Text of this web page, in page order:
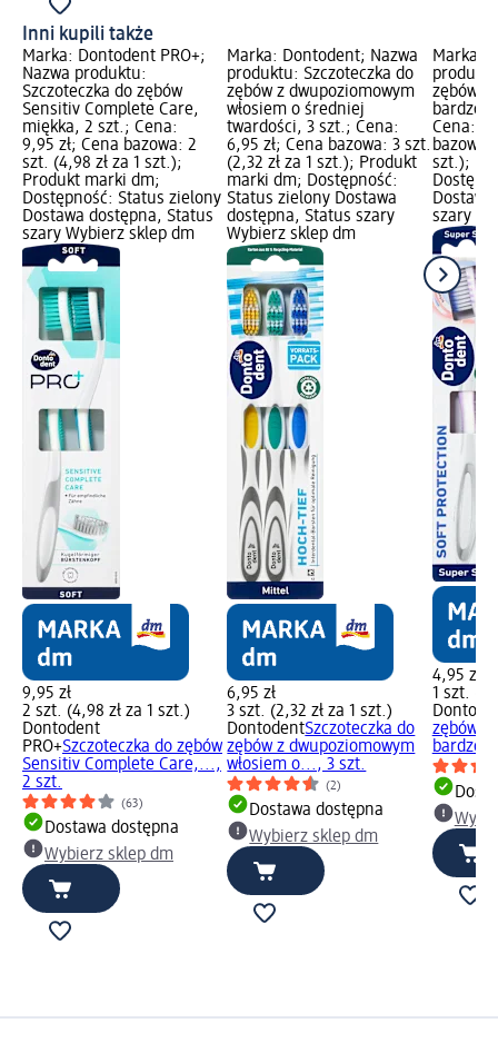
Inni kupili także
Marka: Dontodent PRO+;
Nazwa produktu:
Szczoteczka do zębów
Sensitiv Complete Care,
miękka, 2 szt.; Cena:
9,95 zł; Cena bazowa: 2
szt. (4,98 zł za 1 szt.);
Produkt marki dm;
Dostępność: Status zielony
Dostawa dostępna, Status
szary Wybierz sklep dm
9,95 zł
2 szt. (4,98 zł za 1 szt.)
Dontodent
PRO+Szczoteczka do zębów
Sensitiv Complete Care,...,
2 szt.
(63)
Dostawa dostępna
Wybierz sklep dm
Marka: Dontodent; Nazwa
produktu: Szczoteczka do
zębów z dwupoziomowym
włosiem o średniej
twardości, 3 szt.; Cena:
6,95 zł; Cena bazowa: 3 szt.
(2,32 zł za 1 szt.); Produkt
marki dm; Dostępność:
Status zielony Dostawa
dostępna, Status szary
Wybierz sklep dm
6,95 zł
3 szt. (2,32 zł za 1 szt.)
DontodentSzczoteczka do
zębów z dwupoziomowym
włosiem o..., 3 szt.
(2)
Dostawa dostępna
Wybierz sklep dm
Marka:
zębów
bardzo
Cena:
bazowa:
szt.);
szary
4,95 zł
1 szt.
zębów